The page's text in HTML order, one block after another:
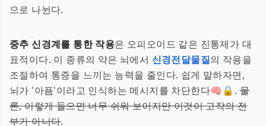
으로 나뉜다.
중추 신경계를 통한 작용은 오피오이드 같은 진통제가 대
표적이다. 이 종류의 약은 뇌에서 신경전달물질의 작용을
조절하여 통증을 느끼는 능력을 줄인다. 쉽게 말하자면,
뇌가 '아픔'이라고 인식하는 메시지를 차단한다🧠🔒.물
론, 이렇게 들으면 너무 쉬워 보이지만 이것이 고작의 전
부가 아니다.